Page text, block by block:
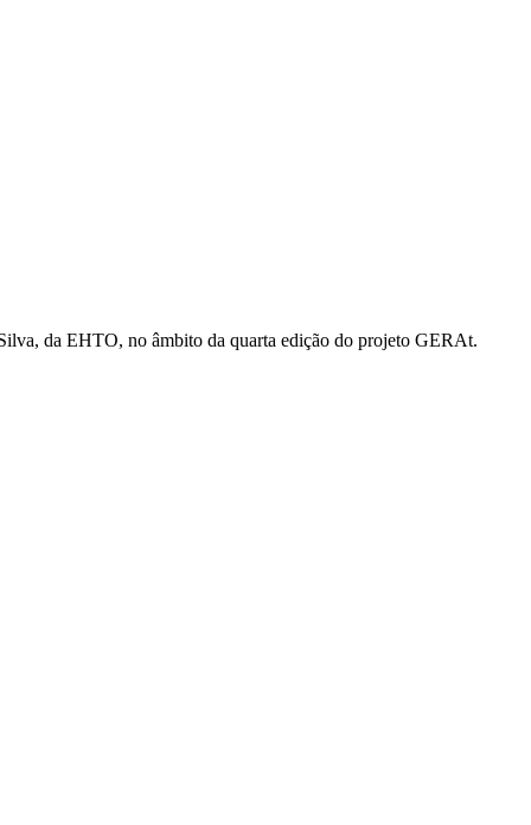
da EHTO, no âmbito da quarta edição do projeto GERAt.